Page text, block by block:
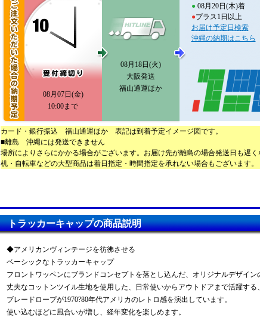
08月07日(金)
10:00まで
08月18日(火)
大阪発送
福山通運ほか
●08月20日(木)着
●プラス1日以上
お届け予定日検索
沖縄の納期はこちら
カード・銀行振込 福山通運ほか 表記は到着予定イメージ図です。
■離島 沖縄には発送できません
場所によりさらにかかる場合がございます。お届け先が離島の場合発送日も遅く
机・自転車などの大型商品は着日指定・時間指定を承れない場合もございます。
トラッカーキャップの商品説明
◆アメリカンヴィンテージを彷彿させる
ベーシックなトラッカーキャップ
フロントワッペンにブランドコンセプトを落とし込んだ、オリジナルデザイン
丈夫なコットンツイル生地を使用した、日常使いからアウトドアまで活躍する
ブレードロープが1970?80年代アメリカのレトロ感を演出しています。
使い込むほどに風合いが増し、経年変化を楽しめます。